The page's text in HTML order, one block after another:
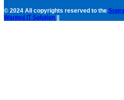
© 2024 All copyrights reserved to the
Wanted IT Solution